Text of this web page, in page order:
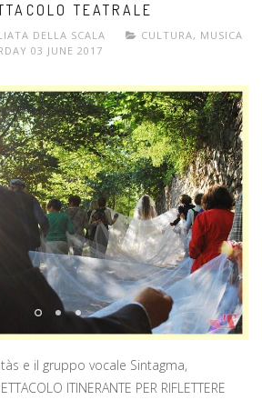
TEATRALE
DELLA SCALA CULTURA, MUSICA
03 JUNE 2017
e il gruppo vocale Sintagma,
ITINERANTE PER RIFLETTERE